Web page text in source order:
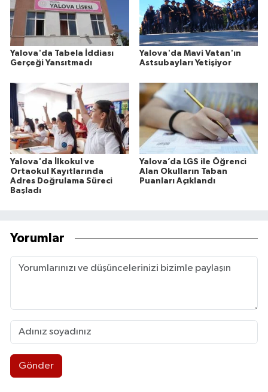
Yalova'da Tabela İddiası
Gerçeği Yansıtmadı
Yalova'da Mavi Vatan'ın
Astsubayları Yetişiyor
Yalova'da İlkokul ve
Ortaokul Kayıtlarında
Adres Doğrulama Süreci
Başladı
Yalova’da LGS ile Öğrenci
Alan Okulların Taban
Puanları Açıklandı
Yorumlar
Gönder